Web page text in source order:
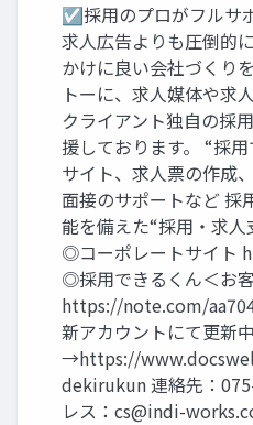
☑採用のプロがフルサ
求人広告よりも圧倒的
かけに良い会社づくり
トーに、求人媒体や求
クライアント独自の採
援しております。 “採
サイト、求人票の作成
面接のサポートなど 採
能を備えた“採用・求人
◎コーポレートサイト
◎採用できるくん＜お
https://note.com/
新アカウントにて更新中
→https://
dekirukun 連絡先：
レス： cs@indi-